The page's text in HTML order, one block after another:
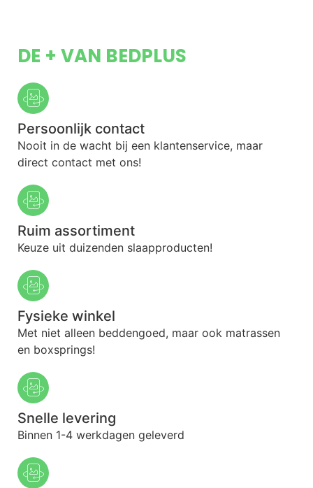
DE + VAN BEDPLUS
Persoonlijk contact
Nooit in de wacht bij een klantenservice, maar
direct contact met ons!
Ruim assortiment
Keuze uit duizenden slaapproducten!
Fysieke winkel
Met niet alleen beddengoed, maar ook matrassen
en boxsprings!
Snelle levering
Binnen 1-4 werkdagen geleverd